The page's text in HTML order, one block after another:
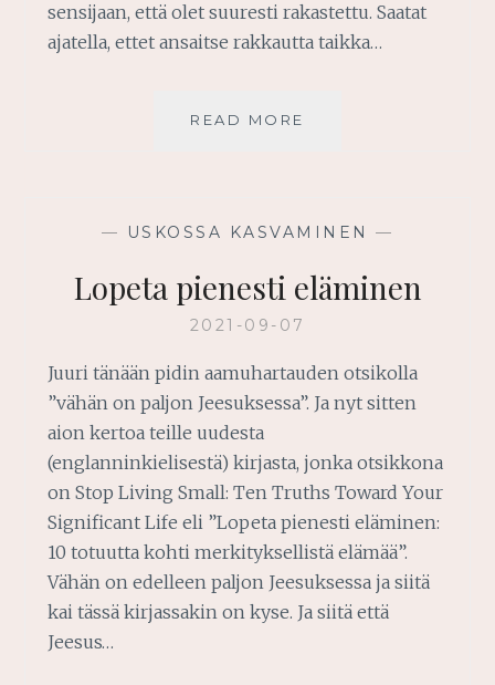
sensijaan, että olet suuresti rakastettu. Saatat
ajatella, ettet ansaitse rakkautta taikka…
READ MORE
— USKOSSA KASVAMINEN —
Lopeta pienesti eläminen
2021-09-07
Juuri tänään pidin aamuhartauden otsikolla
”vähän on paljon Jeesuksessa”. Ja nyt sitten
aion kertoa teille uudesta
(englanninkielisestä) kirjasta, jonka otsikkona
on Stop Living Small: Ten Truths Toward Your
Significant Life eli ”Lopeta pienesti eläminen:
10 totuutta kohti merkityksellistä elämää”.
Vähän on edelleen paljon Jeesuksessa ja siitä
kai tässä kirjassakin on kyse. Ja siitä että
Jeesus…